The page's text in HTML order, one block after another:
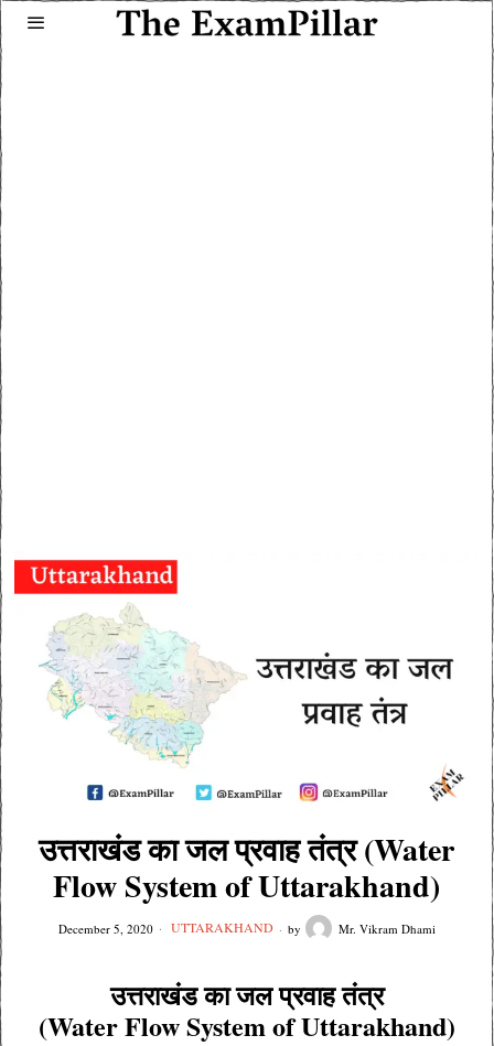
उत्तराखंड का जल प्रवाह तंत्र (Water
Flow System of Uttarakhand)
December 5, 2020 UTTARAKHAND by Mr. Vikram Dhami
उत्तराखंड का जल प्रवाह तंत्र
(Water Flow System of Uttarakhand)